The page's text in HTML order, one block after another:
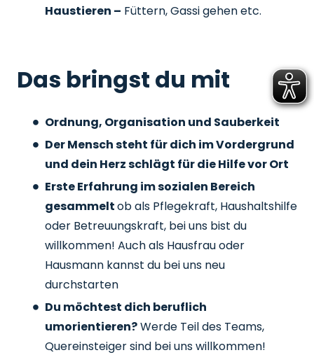
Haustieren – Füttern, Gassi gehen etc.
Das bringst du mit
Ordnung, Organisation und Sauberkeit
Der Mensch steht für dich im Vordergrund
und dein Herz schlägt für die Hilfe vor Ort
Erste Erfahrung im sozialen Bereich
gesammeltob als Pflegekraft, Haushaltshilfe
oder Betreuungskraft, bei uns bist du
willkommen! Auch als Hausfrau oder
Hausmann kannst du bei uns neu
durchstarten
Du möchtest dich beruflich
umorientieren?Werde Teil des Teams,
Quereinsteiger sind bei uns willkommen!